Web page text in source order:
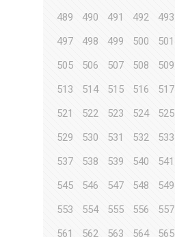
489
490 491 492 493
497
498 499 500 501
505
506 507 508 509
513
514 515 516 517
521
522 523 524 525
529
530 531 532 533
537
538 539 540 541
545
546 547 548 549
553
554 555 556 557
561
562 563 564 565